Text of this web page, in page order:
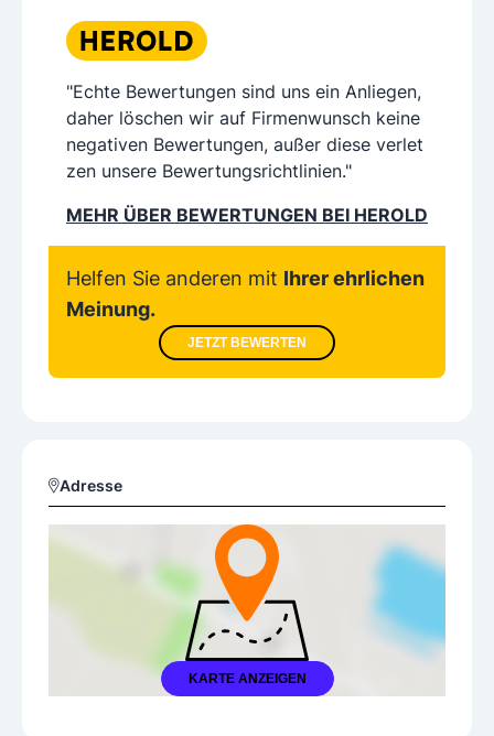
"Echte Bewertungen sind uns ein Anliegen,
daher löschen wir auf Firmenwunsch keine
negativen Bewertungen, außer diese verlet
zen unsere Bewertungsrichtlinien."
MEHR ÜBER BEWERTUNGEN BEI HEROLD
Helfen Sie anderen mit Ihrer ehrlichen
Meinung.
JETZT BEWERTEN
Adresse
KARTE ANZEIGEN